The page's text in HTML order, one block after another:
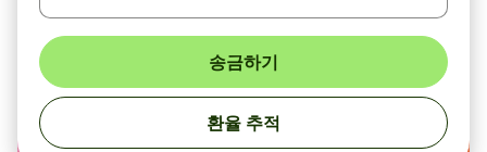
송금하기
환율 추적